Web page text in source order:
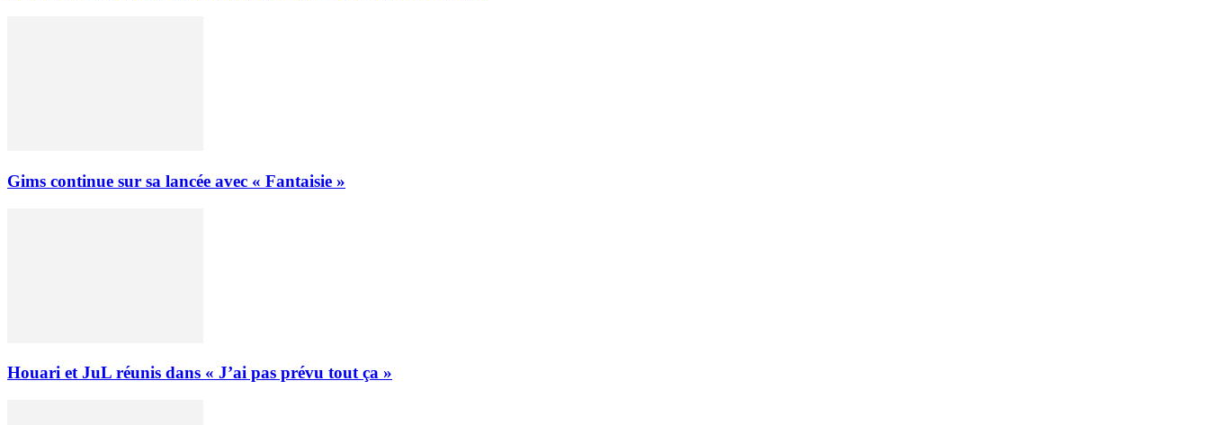
Gims continue sur sa lancée avec « Fantaisie »
Houari et JuL réunis dans « J’ai pas prévu tout ça »